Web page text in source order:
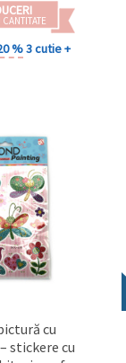
CANTITATE
%3 cutie +
cu
stickere cu